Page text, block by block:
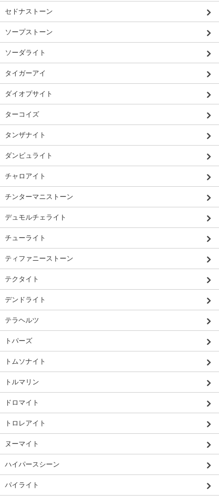
セドナストーン
ソープストーン
ソーダライト
タイガーアイ
ダイオプサイト
ターコイズ
タンザナイト
ダンビュライト
チャロアイト
チンターマニストーン
デュモルチェライト
チューライト
ティファニーストーン
テクタイト
デンドライト
テラヘルツ
トパーズ
トムソナイト
トルマリン
ドロマイト
トロレアイト
ヌーマイト
ハイパースシーン
パイライト